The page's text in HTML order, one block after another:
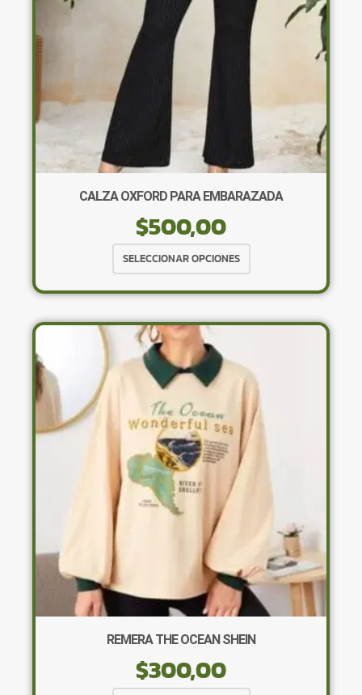
la
página
CALZA OXFORD PARA EMBARAZADA
$500,00
SELECCIONAR OPCIONES
producto
tiene
variantes.
opciones
se
pueden
elegir
producto
REMERA THE OCEAN SHEIN
$300,00